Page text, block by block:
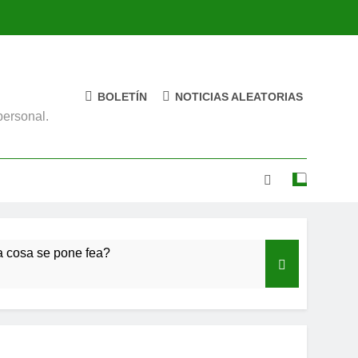
BOLETÍN NOTICIAS ALEATORIAS
cosa se pone fea?